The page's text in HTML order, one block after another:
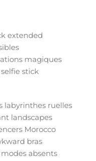
extended
magiques
stick
labyrinthes ruelles
landscapes
Morocco
bras
absents